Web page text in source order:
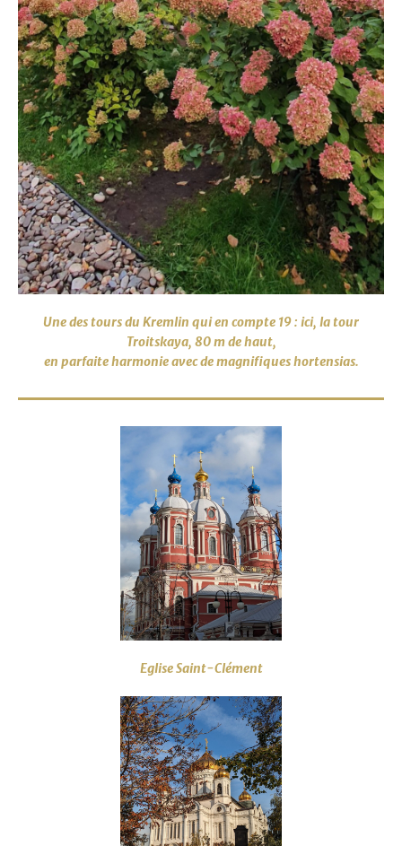
Une des tours du Kremlin qui en compte 19 : ici, la tour
Troitskaya, 80 m de haut,
en parfaite harmonie avec de magnifiques hortensias.
Eglise Saint-Clément